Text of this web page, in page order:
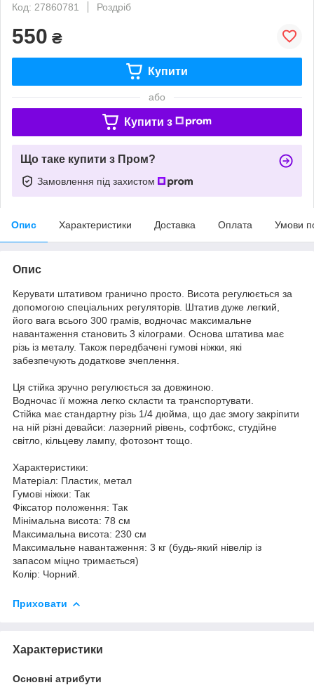
Код: 27860781
Роздріб
550 ₴
Купити
або
Купити з
Що таке купити з Пром?
Замовлення під захистом
Опис Характеристики Доставка Оплата Умови
Опис
Керувати штативом гранично просто. Висота регулюється за
допомогою спеціальних регуляторів. Штатив дуже легкий,
його вага всього 300 грамів, водночас максимальне
навантаження становить 3 кілограми. Основа штатива має
різь із металу. Також передбачені гумові ніжки, які
забезпечують додаткове зчеплення.
Ця стійка зручно регулюється за довжиною.
Водночас її можна легко скласти та транспортувати.
Стійка має стандартну різь 1/4 дюйма, що дає змогу закріпити
на ній різні девайси: лазерний рівень, софтбокс, студійне
світло, кільцеву лампу, фотозонт тощо.
Характеристики:
Матеріал: Пластик, метал
Гумові ніжки: Так
Фіксатор положення: Так
Мінімальна висота: 78 см
Максимальна висота: 230 см
Максимальне навантаження: 3 кг (будь-який нівелір із
запасом міцно тримається)
Колір: Чорний.
Приховати
Характеристики
Основні атрибути